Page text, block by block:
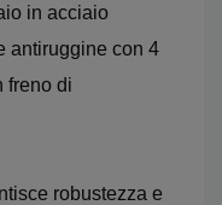
in acciaio
antiruggine con 4
freno di
robustezza e